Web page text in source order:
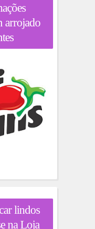
arrojado
lindos
na Loja